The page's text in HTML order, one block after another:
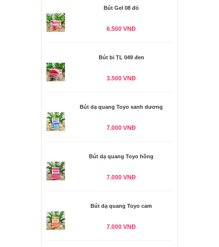
Bút Gel 08 đỏ
6.500 VNĐ
Bút bi TL 049 đen
3.500 VNĐ
Bút dạ quang Toyo xanh dương
7.000 VNĐ
Bút dạ quang Toyo hồng
7.000 VNĐ
Bút dạ quang Toyo cam
7.000 VNĐ